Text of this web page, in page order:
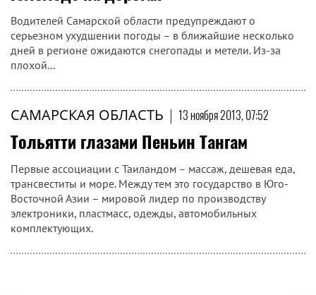
Водителей Самарской области предупреждают о
серьезном ухудшении погоды – в ближайшие несколько
дней в регионе ожидаются снегопады и метели. Из-за
плохой...
САМАРСКАЯ ОБЛАСТЬ | 13 ноября 2013, 07:52
Тольятти глазами Пеньин Тангам
Первые ассоциации с Таиландом – массаж, дешевая еда,
трансвеститы и море. Между тем это государство в Юго-
Восточной Азии – мировой лидер по производству
электроники, пластмасс, одежды, автомобильных
комплектующих.